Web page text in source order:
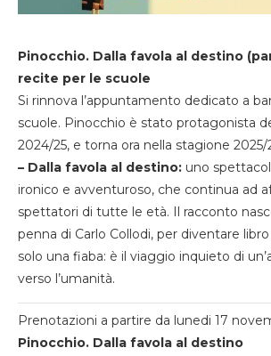
Pinocchio. Dalla favola al destino
recite per le scuole
Si rinnova l’appuntamento dedicato a
scuole. Pinocchio è stato protagonista
2024/25, e torna ora nella stagione 2025/
– Dalla favola al destino: uno
ironico e avventuroso, che continua ad
spettatori di tutte le età. Il racconto
penna di Carlo Collodi, per diventare
solo una fiaba: è il viaggio inquieto di
verso l’umanità.
Prenotazioni a partire da lunedi 17
Pinocchio. Dalla favola al destino